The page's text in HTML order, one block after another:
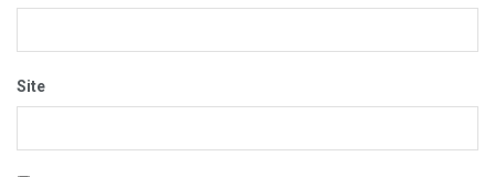
Site